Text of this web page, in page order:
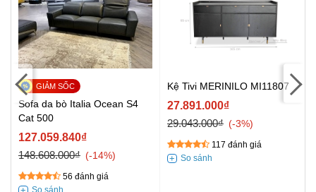
Sofa da bò Italia Ocean S4
Cat 500
127.059.840₫
148.608.000₫
-14%
56 đánh giá
Kệ Tivi MERINILO MI11807
27.891.000₫
29.043.000₫
-3%
117 đánh giá